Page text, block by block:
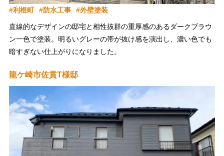
利根町 防水工事 外壁塗装
直線的なデザインの邸宅と相性抜群の重厚感のあるダークブラウ
ン一色で塗装。明るいグレーの帯が抜け感を演出し、濃い色でも
暗すぎない仕上がりになりました。
こと、お引渡しが完了し最後にこのようなお言葉を頂戴できたこ
とを大変嬉しく思います。
この度は大変お世話になりました！
今後も定期点検を通じてアフターフォローも責任を持ってご対応
いたします。
利根町四季の丘 S様、この度は数ある塗装業者の中から石井建
装に工事をご依頼いただき誠にありがとうございました！
龍ケ崎市佐貫T様邸